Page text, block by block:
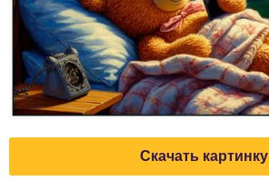
Скачать картинку